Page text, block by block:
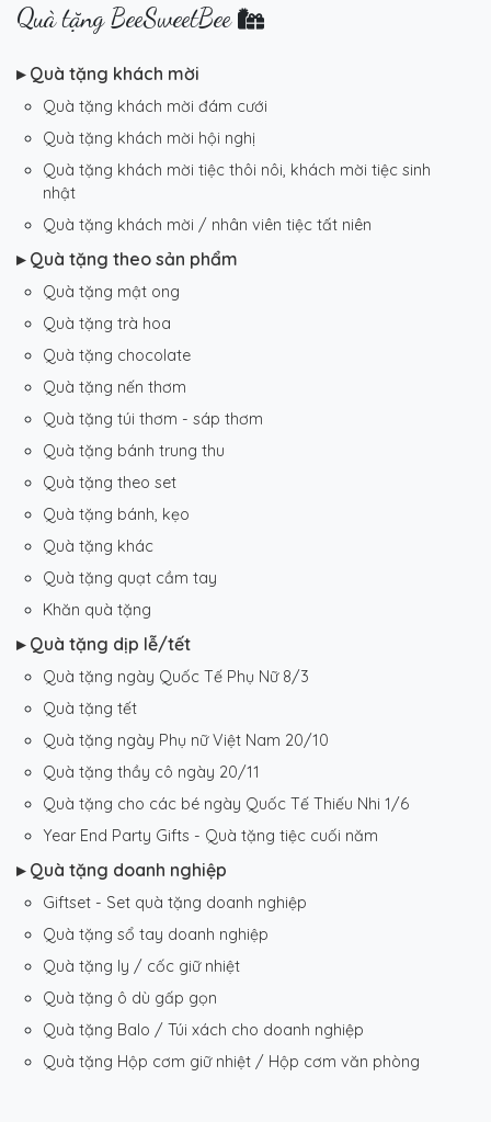
Quà tặng BeeSweetBee
▸ Quà tặng khách mời
Quà tặng khách mời đám cưới
Quà tặng khách mời hội nghị
Quà tặng khách mời tiệc thôi nôi, khách mời tiệc sinh
nhật
Quà tặng khách mời / nhân viên tiệc tất niên
▸ Quà tặng theo sản phẩm
Quà tặng mật ong
Quà tặng trà hoa
Quà tặng chocolate
Quà tặng nến thơm
Quà tặng túi thơm - sáp thơm
Quà tặng bánh trung thu
Quà tặng theo set
Quà tặng bánh, kẹo
Quà tặng khác
Quà tặng quạt cầm tay
Khăn quà tặng
▸ Quà tặng dịp lễ/tết
Quà tặng ngày Quốc Tế Phụ Nữ 8/3
Quà tặng tết
Quà tặng ngày Phụ nữ Việt Nam 20/10
Quà tặng thầy cô ngày 20/11
Quà tặng cho các bé ngày Quốc Tế Thiếu Nhi 1/6
Year End Party Gifts - Quà tặng tiệc cuối năm
▸ Quà tặng doanh nghiệp
Giftset - Set quà tặng doanh nghiệp
Quà tặng sổ tay doanh nghiệp
Quà tặng ly / cốc giữ nhiệt
Quà tặng ô dù gấp gọn
Quà tặng Balo / Túi xách cho doanh nghiệp
Quà tặng Hộp cơm giữ nhiệt / Hộp cơm văn phòng